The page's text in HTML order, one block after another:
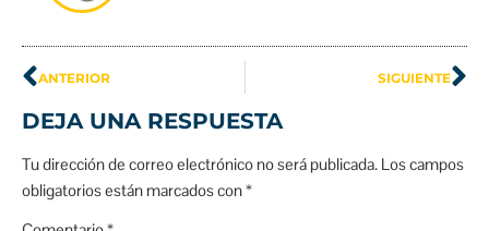
ANTERIOR SIGUIENTE
DEJA UNA RESPUESTA
Tu dirección de correo electrónico no será publicada. Los campos
obligatorios están marcados con*